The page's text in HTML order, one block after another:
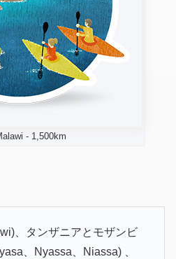
- 1,500km
、タンザニアとモザンビ
、Nyassa、Niassa) 、